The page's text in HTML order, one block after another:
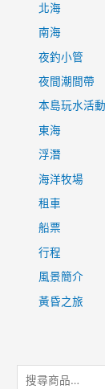
北海
南海
夜釣小管
夜間潮間帶
本島玩水活動
東海
浮潛
海洋牧場
租車
船票
行程
風景簡介
黃昏之旅
搜